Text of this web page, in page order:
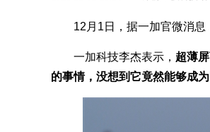
12月1日，据一加官微消息
一加科技李杰表示， 超薄
的事情，没想到它竟然能够成